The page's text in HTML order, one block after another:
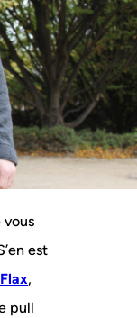
vous
est
,
pull